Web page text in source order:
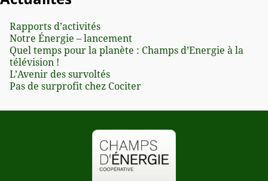
Rapports d’activités
Notre Énergie – lancement
Quel temps pour la planète : Champs d’Energie à la
télévision !
L’Avenir des survoltés
Pas de surprofit chez Cociter